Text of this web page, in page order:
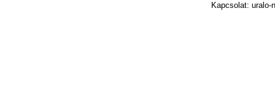
Kapcsolat: uralo-